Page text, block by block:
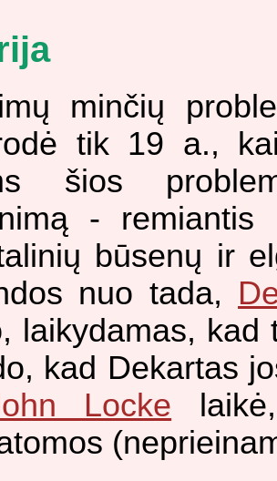
minčių
tik 19 a.,
šios
- remiantis
būsenų ir
nuo tada,
laikydamas,
kad Dekartas
Locke